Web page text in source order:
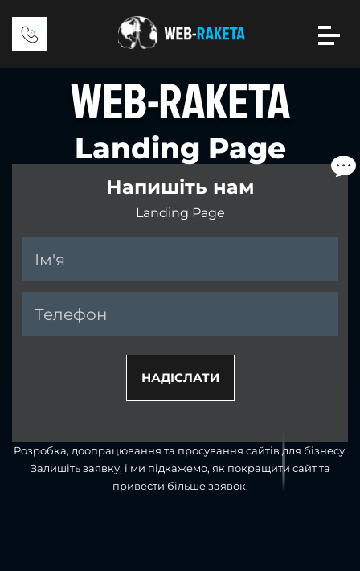
Розробка, доопрацювання та просування сайтів для бізнесу.
Залишіть заявку, і ми підкажемо, як покращити сайт та
привести більше заявок.
WEB-RAKETA
Landing Page
Напишіть нам
Landing Page
НАДІСЛАТИ